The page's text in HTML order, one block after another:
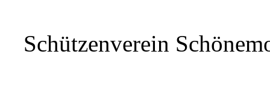
Schützenverein